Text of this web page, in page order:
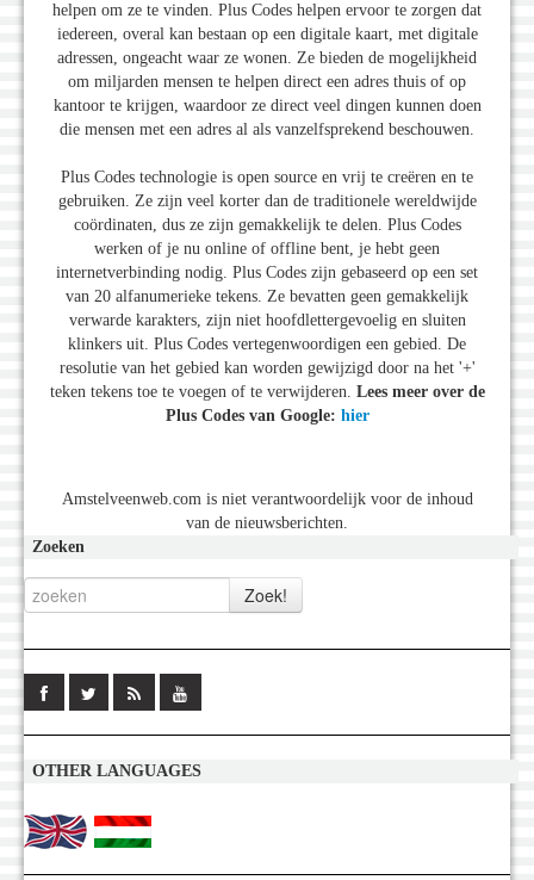
helpen om ze te vinden. Plus Codes helpen ervoor te zorgen dat
iedereen, overal kan bestaan op een digitale kaart, met digitale
adressen, ongeacht waar ze wonen. Ze bieden de mogelijkheid
om miljarden mensen te helpen direct een adres thuis of op
kantoor te krijgen, waardoor ze direct veel dingen kunnen doen
die mensen met een adres al als vanzelfsprekend beschouwen.
Plus Codes technologie is open source en vrij te creëren en te
gebruiken. Ze zijn veel korter dan de traditionele wereldwijde
coördinaten, dus ze zijn gemakkelijk te delen. Plus Codes
werken of je nu online of offline bent, je hebt geen
internetverbinding nodig. Plus Codes zijn gebaseerd op een set
van 20 alfanumerieke tekens. Ze bevatten geen gemakkelijk
verwarde karakters, zijn niet hoofdlettergevoelig en sluiten
klinkers uit. Plus Codes vertegenwoordigen een gebied. De
resolutie van het gebied kan worden gewijzigd door na het '+'
teken tekens toe te voegen of te verwijderen. Lees meer over de
Plus Codes van Google: hier
Amstelveenweb.com is niet verantwoordelijk voor de inhoud
van de nieuwsberichten.
Zoeken
OTHER LANGUAGES